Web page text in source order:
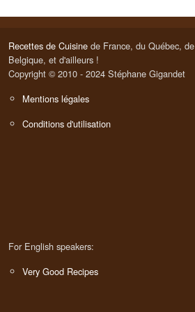
Recettes de Cuisine de France, du Québec, de
Belgique, et d'ailleurs !
Copyright © 2010 - 2024 Stéphane Gigandet
Mentions légales
Conditions d'utilisation
For English speakers:
Very Good Recipes